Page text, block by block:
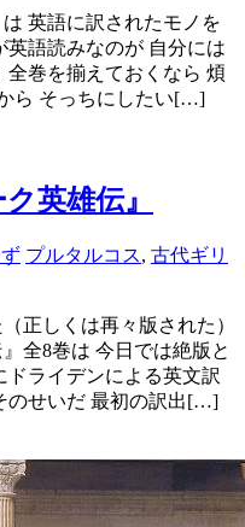
英語に訳されたモノを
英語読みなのが 自分には
巻を揃えておくなら 煩
ら そっちにしたい[…]
英雄伝』
プルタルコス, 古代ギリ
正しくは再々版された）
全8巻は 今日では絶版と
ライデンによる英文訳
のせいだ 最初の訳出[…]